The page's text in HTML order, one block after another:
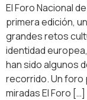
El Foro Nacional
primera edición,
grandes retos
identidad
han sido algunos
recorrido. Un foro
miradas El Foro […]